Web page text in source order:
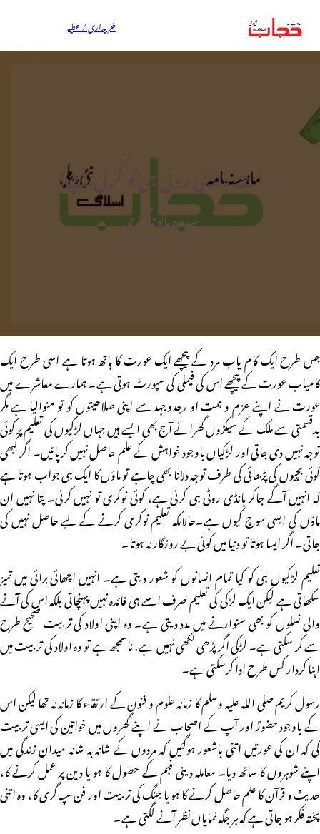
خریداری / عطیہ
اسے ہانڈی روٹی ہی تو کرنی ہے!
سدرہ بانو ناگوری
جس طرح ایک کام یاب مرد کے پیچھے ایک عورت کا ہاتھ ہوتا ہے اسی طرح ایک
کامیاب عورت کے پیچھے اس کی فیملی کی سپورٹ ہوتی ہے۔ ہمارے معاشرے میں
عورت نے اپنے عزم و ہمت او رجدوجہد سے اپنی صلاحیتوں کو تو منوالیا ہے مگر
بدقسمتی سے ملک کے سیکڑوں گھرانے آج بھی ایسے ہیں جہاں لڑکیوں کی تعلیم پر کوئی
توجہ نہیں دی جاتی اور لڑکیاں باوجود خواہش کے علم حاصل نہیں کرپاتیں۔ اگر کبھی
کوئی بچیوں کی پڑھائی کی طرف توجہ دلانا بھی چاہے تو ماؤں کا ایک ہی جواب ہوتا ہے
کہ انہیں آگے جاکر ہانڈی روٹی ہی کرنی ہے، کوئی نوکری تو نہیں کرنی۔ پتا نہیں ان
ماؤں کی ایسی سوچ کیوں ہے۔حالاںکہ تعلیم نوکری کرنے کے لیے حاصل نہیں کی
جاتی۔ اگر ایسا ہوتا تو دنیا میں کوئی بے روزگار نہ ہوتا۔
تعلیم لڑکیوں ہی کو کیا تمام انسانوں کو شعور دیتی ہے۔ انہیں اچھائی برائی میں تمیز
سکھاتی ہے لیکن ایک لڑکی کی تعلیم صرف اسے ہی فائدہ نہیں پہنچاتی بلکہ اس کی آنے
والی نسلوں کو بھی سنوارنے میں مدد دیتی ہے۔ وہ اپنی اولاد کی تربیت صحیح طرح
سے کر سکتی ہے۔ لڑکی اگر پڑھی لکھی نہیں ہے، ناسمجھ ہے تو وہ اولاد کی تربیت میں
اپنا کردار کس طرح ادا کرسکتی ہے۔
رسول کریم صلی اللہ علیہ وسلم کا زمانہ علوم و فنون کے ارتقاء کا زمانہ نہ تھا لیکن اس
کے باوجود حضورؐ اور آپ کے اصحاب نے اپنے گھروں میں خواتین کی ایسی تربیت
کی کہ ان کی عورتیں اتنی باشعور ہوگئیں کہ مردوں کے شانہ بہ شانہ میدان زندگی میں
اپنے شوہروں کا ساتھ دیا۔ معاملہ دینی فہم کے حصول کا ہو یا دین پر عمل کرنے کا،
حدیث و قرآن کا علم حاصل کرنے کا ہو یا جنگ کی تربیت اور فن سپہ گری کا، وہ اتنی
پختہ فکر ہو جاتی ہے کہ ہر جگہ نمایاں نظر آنے لگتی ہے۔